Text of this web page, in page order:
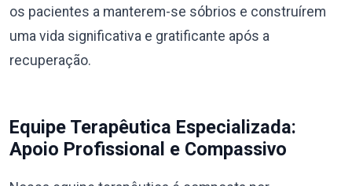
os pacientes a manterem-se sóbrios e construírem
uma vida significativa e gratificante após a
recuperação.
Equipe Terapêutica Especializada:
Apoio Profissional e Compassivo